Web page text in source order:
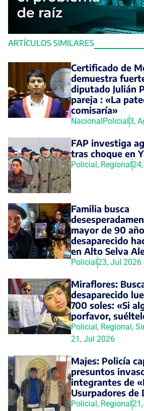
ARTÍCULOS SIMILARES
Certificado de
demuestra
diputado Julián
pareja : «La
comisaría»
NacionalPolicial3,
FAP investiga
tras choque en
Policial, Regional
Familia busca
mayor de 90
desaparecido
en Alto Selva
Policial23, Jul 2026
Miraflores:
desaparecido
700 soles: «Si
porfavor,
Policial, Regional,
21, Jul 2026
Majes: Policía
presuntos
integrantes de
Usurpadores de
Policial, Regional